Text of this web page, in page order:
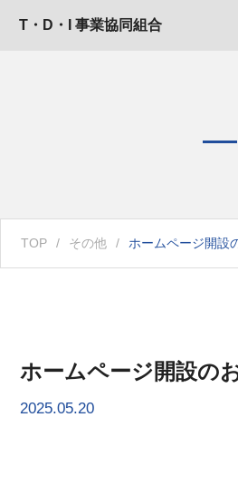
T・D・I 事業協同組合
TOP / その他 / ホームページ開設
ホームページ開設の
2025.05.20